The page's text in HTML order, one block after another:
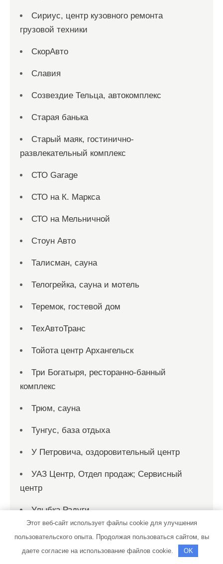
Сириус, центр кузовного ремонта
грузовой техники
СкорАвто
Славия
Созвездие Тельца, автокомплекс
Старая банька
Старый маяк, гостинично-
развлекательный комплекс
СТО Garage
СТО на К. Маркса
СТО на Мельничной
Стоун Авто
Талисман, сауна
Телогрейка, сауна и мотель
Теремок, гостевой дом
ТехАвтоТранс
Тойота центр Архангельск
Три Богатыря, ресторанно-банный
комплекс
Трюм, сауна
Тунгус, база отдыха
У Петровича, оздоровительный центр
УАЗ Центр, Отдел продаж; Сервисный
центр
Улыбка Радуги
Универсал, автомойка
Этот веб-сайт использует файлы cookie для улучшения
пользовательского опыта. Продолжая пользоваться сайтом, вы
даете согласие на использование файлов cookie.
OK